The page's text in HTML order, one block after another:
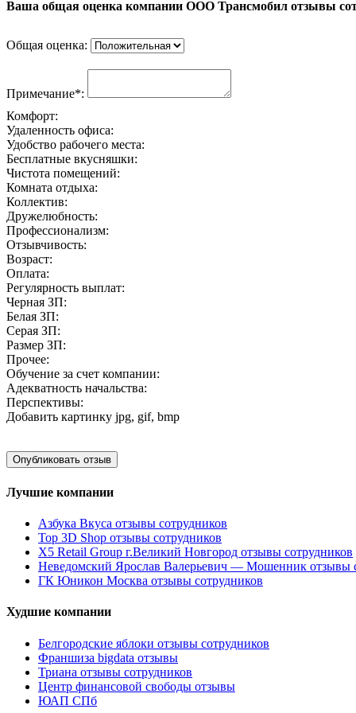
Ваша общая оценка компании ООО Трансмобил отзывы
Общая оценка:
Примечание*:
Комфорт:
Удаленность офиса:
Удобство рабочего места:
Бесплатные вкусняшки:
Чистота помещений:
Комната отдыха:
Коллектив:
Дружелюбность:
Профессионализм:
Отзывчивость:
Возраст:
Оплата:
Регулярность выплат:
Черная ЗП:
Белая ЗП:
Серая ЗП:
Размер ЗП:
Прочее:
Обучение за счет компании:
Адекватность начальства:
Перспективы:
Добавить картинку jpg, gif, bmp
Лучшие компании
Азбука Вкуса отзывы сотрудников
Top 3D Shop отзывы сотрудников
X5 Retail Group г.Великий Новгород отзывы сотрудников
Неведомский Ярослав Валерьевич — Мошенник отзывы
ГК Юникон Москва отзывы сотрудников
Худшие компании
Белгородские яблоки отзывы сотрудников
Франшиза bigdata отзывы
Триана отзывы сотрудников
Центр финансовой свободы отзывы
ЮАП СПб